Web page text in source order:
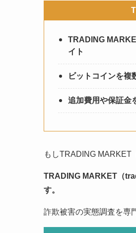
TRADING
イト
ビットコインを複
追加費用や保証金
もしTRADING MARKET
TRADING MARKET（
す。
詐欺被害の実態調査を専